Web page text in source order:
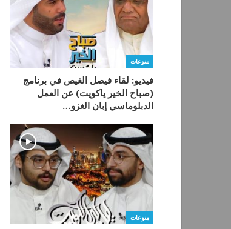
منوعات
فيديو: لقاء فيصل الغيص في برنامج
(صباح الخير ياكويت) عن العمل
الدبلوماسي إبان الغزو…
منوعات